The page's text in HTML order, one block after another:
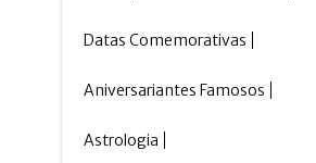
Datas Comemorativas
Aniversariantes Famosos
Astrologia